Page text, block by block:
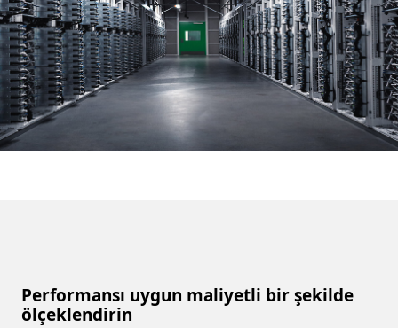
Performansı uygun maliyetli bir şekilde
ölçeklendirin